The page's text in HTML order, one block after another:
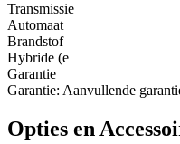
Transmissie
Automaat
Brandstof
Hybride (e
Garantie
Garantie: Aanvullende
Opties en